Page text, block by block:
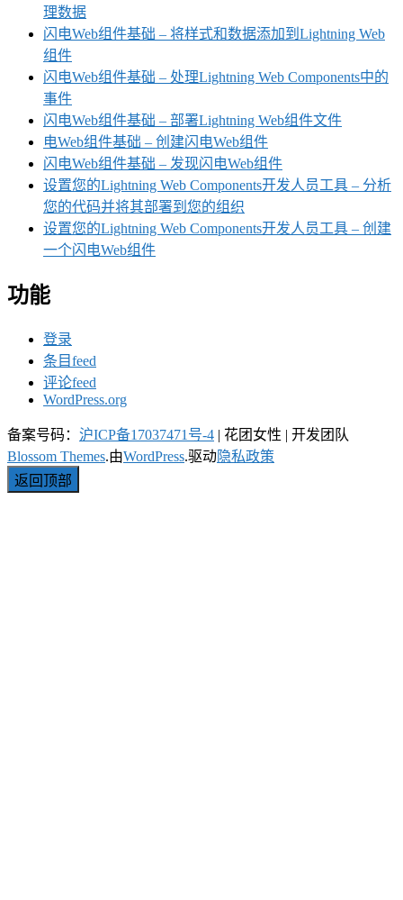
理数据
闪电Web组件基础 – 将样式和数据添加到Lightning Web
组件
闪电Web组件基础 – 处理Lightning Web Components中的
事件
闪电Web组件基础 – 部署Lightning Web组件文件
电Web组件基础 – 创建闪电Web组件
闪电Web组件基础 – 发现闪电Web组件
设置您的Lightning Web Components开发人员工具 – 分析
您的代码并将其部署到您的组织
设置您的Lightning Web Components开发人员工具 – 创建
一个闪电Web组件
功能
登录
条目feed
评论feed
WordPress.org
备案号码： 沪ICP备17037471号-4 | 花团女性 | 开发团队
Blossom Themes.由WordPress.驱动隐私政策
返回顶部